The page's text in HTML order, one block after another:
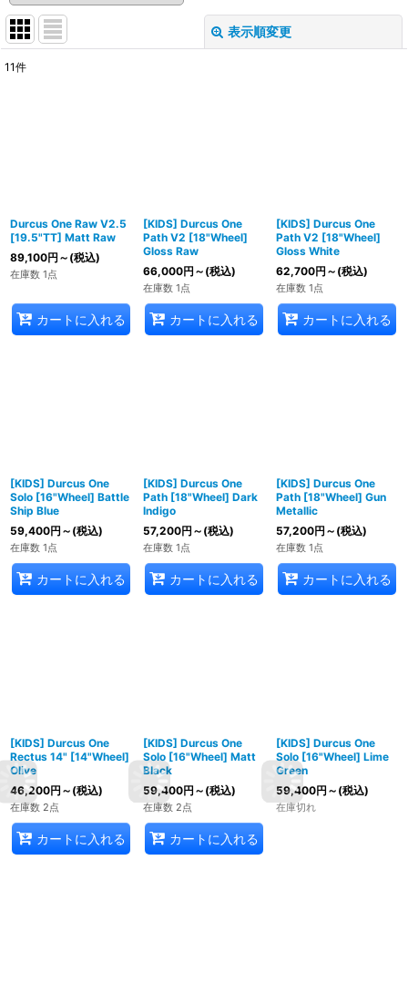
表示順変更
11件
Durcus One Raw V2.5
[19.5"TT] Matt Raw
89,100円 ～ (税込)
在庫数 1点
カートに入れる
[KIDS] Durcus One
Path V2 [18"Wheel]
Gloss Raw
66,000円 ～ (税込)
在庫数 1点
カートに入れる
[KIDS] Durcus One
Path V2 [18"Wheel]
Gloss White
62,700円 ～ (税込)
在庫数 1点
カートに入れる
[KIDS] Durcus One
Solo [16"Wheel] Battle
Ship Blue
59,400円 ～ (税込)
在庫数 1点
カートに入れる
[KIDS] Durcus One
Path [18"Wheel] Dark
Indigo
57,200円 ～ (税込)
在庫数 1点
カートに入れる
[KIDS] Durcus One
Path [18"Wheel] Gun
Metallic
57,200円 ～ (税込)
在庫数 1点
カートに入れる
[KIDS] Durcus One
Rectus 14" [14"Wheel]
Olive
46,200円 ～ (税込)
在庫数 2点
カートに入れる
[KIDS] Durcus One
Solo [16"Wheel] Matt
Black
59,400円 ～ (税込)
在庫数 2点
カートに入れる
[KIDS] Durcus One
Solo [16"Wheel] Lime
Green
59,400円 ～ (税込)
在庫切れ